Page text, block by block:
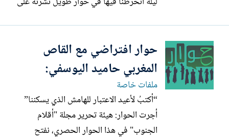
قال إن عائلته هاجرت القبيلة بعدما هاجمها
مولاي عبد العزيز انتقاما من وزيره المنبهي
المنبهي: اندلقت من...
حوار افتراضي مع القاص
المغربي حاميد اليوسفي:
ملفات خاصة
“أكتبُ لأعيد الاعتبار للهامش الذي يسكننا”
أجرت الحوار: هيئة تحرير مجلة "أقلام
الجنوب" في هذا الحوار الحصري، نفتح